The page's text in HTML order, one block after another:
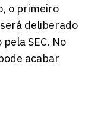
o primeiro
deliberado
SEC. No
acabar